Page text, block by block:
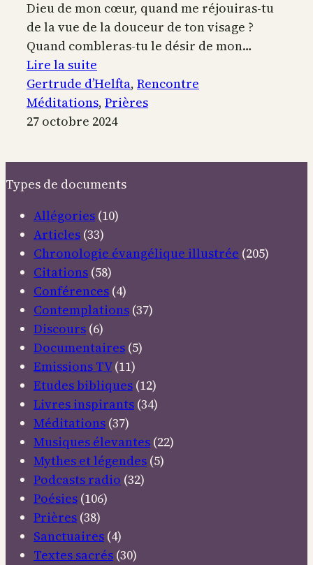
Dieu de mon cœur, quand me réjouiras-tu
de la vue de la douceur de ton visage ?
Quand combleras-tu le désir de mon…
Lire la suite
Maître,
que
je
voie
Gertrude d’Helfta, Rencontre
Méditations, Prières
27 octobre 2024
Types de documents
Allégories (10)
Articles (33)
Chronologie évangélique illustrée (205)
Citations (58)
Conférences (4)
Contemplations (37)
Discours (6)
Documentaires (5)
Emissions TV(11)
Etudes bibliques (12)
Livres inspirants (34)
Méditations (37)
Musiques élevantes (22)
Mythes et légendes (5)
Podcasts radio (32)
Poésies (106)
Prières (38)
Sanctuaires (4)
Textes sacrés (30)